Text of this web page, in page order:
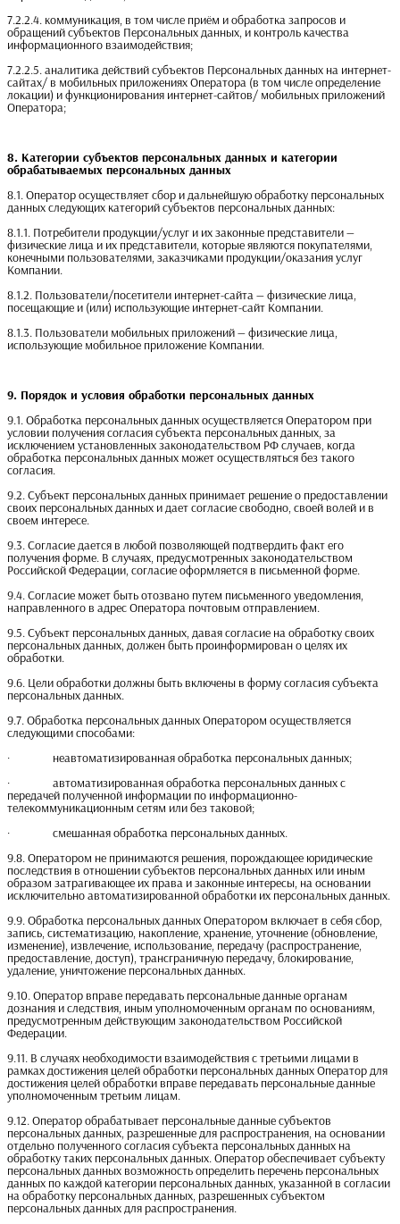
7.2.2.4. коммуникация, в том числе приём и обработка запросов и
обращений субъектов Персональных данных, и контроль качества
информационного взаимодействия;
7.2.2.5. аналитика действий субъектов Персональных данных на интернет-
сайтах/ в мобильных приложениях Оператора (в том числе определение
локации) и функционирования интернет-сайтов/ мобильных приложений
Оператора;
8. Категории субъектов персональных данных и категории
обрабатываемых персональных данных
8.1. Оператор осуществляет сбор и дальнейшую обработку персональных
данных следующих категорий субъектов персональных данных:
8.1.1. Потребители продукции/услуг и их законные представители —
физические лица и их представители, которые являются покупателями,
конечными пользователями, заказчиками продукции/оказания услуг
Компании.
8.1.2. Пользователи/посетители интернет-сайта — физические лица,
посещающие и (или) использующие интернет-сайт Компании.
8.1.3. Пользователи мобильных приложений — физические лица,
использующие мобильное приложение Компании.
9. Порядок и условия обработки персональных данных
9.1. Обработка персональных данных осуществляется Оператором при
условии получения согласия субъекта персональных данных, за
исключением установленных законодательством РФ случаев, когда
обработка персональных данных может осуществляться без такого
согласия.
9.2. Субъект персональных данных принимает решение о предоставлении
своих персональных данных и дает согласие свободно, своей волей и в
своем интересе.
9.3. Согласие дается в любой позволяющей подтвердить факт его
получения форме. В случаях, предусмотренных законодательством
Российской Федерации, согласие оформляется в письменной форме.
9.4. Согласие может быть отозвано путем письменного уведомления,
направленного в адрес Оператора почтовым отправлением.
9.5. Субъект персональных данных, давая согласие на обработку своих
персональных данных, должен быть проинформирован о целях их
обработки.
9.6. Цели обработки должны быть включены в форму согласия субъекта
персональных данных.
9.7. Обработка персональных данных Оператором осуществляется
следующими способами:
· неавтоматизированная обработка персональных данных;
· автоматизированная обработка персональных данных с
передачей полученной информации по информационно-
телекоммуникационным сетям или без таковой;
· смешанная обработка персональных данных.
9.8. Оператором не принимаются решения, порождающее юридические
последствия в отношении субъектов персональных данных или иным
образом затрагивающее их права и законные интересы, на основании
исключительно автоматизированной обработки их персональных данных.
9.9. Обработка персональных данных Оператором включает в себя сбор,
запись, систематизацию, накопление, хранение, уточнение (обновление,
изменение), извлечение, использование, передачу (распространение,
предоставление, доступ), трансграничную передачу, блокирование,
удаление, уничтожение персональных данных.
9.10. Оператор вправе передавать персональные данные органам
дознания и следствия, иным уполномоченным органам по основаниям,
предусмотренным действующим законодательством Российской
Федерации.
9.11. В случаях необходимости взаимодействия с третьими лицами в
рамках достижения целей обработки персональных данных Оператор для
достижения целей обработки вправе передавать персональные данные
уполномоченным третьим лицам.
9.12. Оператор обрабатывает персональные данные субъектов
персональных данных, разрешенные для распространения, на основании
отдельно полученного согласия субъекта персональных данных на
обработку таких персональных данных. Оператор обеспечивает субъекту
персональных данных возможность определить перечень персональных
данных по каждой категории персональных данных, указанной в согласии
на обработку персональных данных, разрешенных субъектом
персональных данных для распространения.